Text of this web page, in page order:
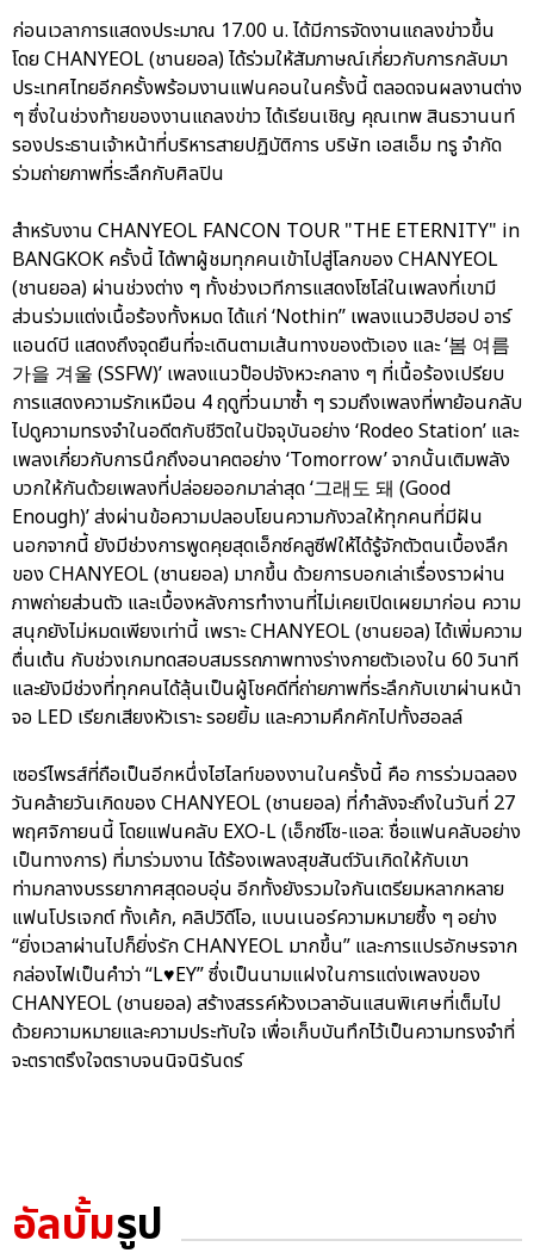
ก่อนเวลาการแสดงประมาณ 17.00 น. ได้มีการจัดงานแถลงข่าวขึ้น
โดย CHANYEOL (ชานยอล) ได้ร่วมให้สัมภาษณ์เกี่ยวกับการกลับมา
ประเทศไทยอีกครั้งพร้อมงานแฟนคอนในครั้งนี้ ตลอดจนผลงานต่าง
ๆ ซึ่งในช่วงท้ายของงานแถลงข่าว ได้เรียนเชิญ คุณเทพ สินธวานนท์
รองประธานเจ้าหน้าที่บริหารสายปฏิบัติการ บริษัท เอสเอ็ม ทรู จำกัด
ร่วมถ่ายภาพที่ระลึกกับศิลปิน
สำหรับงาน CHANYEOL FANCON TOUR "THE ETERNITY" in
BANGKOK ครั้งนี้ ได้พาผู้ชมทุกคนเข้าไปสู่โลกของ CHANYEOL
(ชานยอล) ผ่านช่วงต่าง ๆ ทั้งช่วงเวทีการแสดงโซโล่ในเพลงที่เขามี
ส่วนร่วมแต่งเนื้อร้องทั้งหมด ได้แก่ ‘Nothin’’ เพลงแนวฮิปฮอป อาร์
แอนด์บี แสดงถึงจุดยืนที่จะเดินตามเส้นทางของตัวเอง และ ‘봄 여름
가을 겨울 (SSFW)’ เพลงแนวป๊อปจังหวะกลาง ๆ ที่เนื้อร้องเปรียบ
การแสดงความรักเหมือน 4 ฤดูที่วนมาซ้ำ ๆ รวมถึงเพลงที่พาย้อนกลับ
ไปดูความทรงจำในอดีตกับชีวิตในปัจจุบันอย่าง ‘Rodeo Station’ และ
เพลงเกี่ยวกับการนึกถึงอนาคตอย่าง ‘Tomorrow’ จากนั้นเติมพลัง
บวกให้กันด้วยเพลงที่ปล่อยออกมาล่าสุด ‘그래도 돼 (Good
Enough)’ ส่งผ่านข้อความปลอบโยนความกังวลให้ทุกคนที่มีฝัน
นอกจากนี้ ยังมีช่วงการพูดคุยสุดเอ็กซ์คลูซีฟให้ได้รู้จักตัวตนเบื้องลึก
ของ CHANYEOL (ชานยอล) มากขึ้น ด้วยการบอกเล่าเรื่องราวผ่าน
ภาพถ่ายส่วนตัว และเบื้องหลังการทำงานที่ไม่เคยเปิดเผยมาก่อน ความ
สนุกยังไม่หมดเพียงเท่านี้ เพราะ CHANYEOL (ชานยอล) ได้เพิ่มความ
ตื่นเต้น กับช่วงเกมทดสอบสมรรถภาพทางร่างกายตัวเองใน 60 วินาที
และยังมีช่วงที่ทุกคนได้ลุ้นเป็นผู้โชคดีที่ถ่ายภาพที่ระลึกกับเขาผ่านหน้า
จอ LED เรียกเสียงหัวเราะ รอยยิ้ม และความคึกคักไปทั้งฮอลล์
เซอร์ไพรส์ที่ถือเป็นอีกหนึ่งไฮไลท์ของงานในครั้งนี้ คือ การร่วมฉลอง
วันคล้ายวันเกิดของ CHANYEOL (ชานยอล) ที่กำลังจะถึงในวันที่ 27
พฤศจิกายนนี้ โดยแฟนคลับ EXO-L (เอ็กซ์โซ-แอล: ชื่อแฟนคลับอย่าง
เป็นทางการ) ที่มาร่วมงาน ได้ร้องเพลงสุขสันต์วันเกิดให้กับเขา
ท่ามกลางบรรยากาศสุดอบอุ่น อีกทั้งยังรวมใจกันเตรียมหลากหลาย
แฟนโปรเจกต์ ทั้งเค้ก, คลิปวิดีโอ, แบนเนอร์ความหมายซึ้ง ๆ อย่าง
“ยิ่งเวลาผ่านไปก็ยิ่งรัก CHANYEOL มากขึ้น” และการแปรอักษรจาก
กล่องไฟเป็นคำว่า “L♥EY” ซึ่งเป็นนามแฝงในการแต่งเพลงของ
CHANYEOL (ชานยอล) สร้างสรรค์ห้วงเวลาอันแสนพิเศษที่เต็มไป
ด้วยความหมายและความประทับใจ เพื่อเก็บบันทึกไว้เป็นความทรงจำที่
จะตราตรึงใจตราบจนนิจนิรันดร์
อัลบั้มรูป